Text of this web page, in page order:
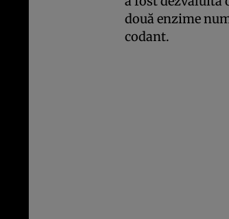
două enzime
codant.